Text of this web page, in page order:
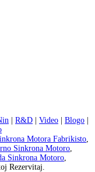
| R&D | Video | Blogo |
Motora Fabrikisto
Sinkrona Motoro
Sinkrona Motoro
Rezervitaj.